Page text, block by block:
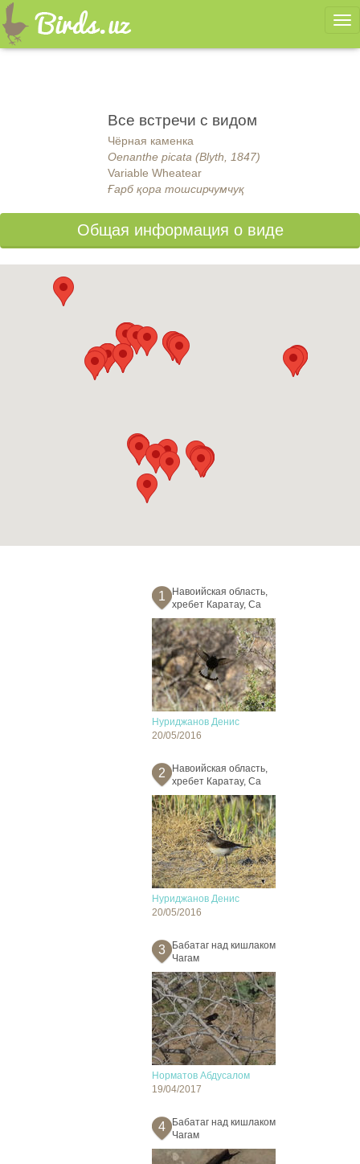
Все встречи с видом
Чёрная каменка
Oenanthe picata (Blyth, 1847)
Variable Wheatear
Ғарб қора тошсирчумчуқ
Общая информация о виде
1
Навоийская область,
хребет Каратау, Са
Нуриджанов Денис
20/05/2016
2
Навоийская область,
хребет Каратау, Са
Нуриджанов Денис
20/05/2016
3
Бабатаг над кишлаком
Чагам
Норматов Абдусалом
19/04/2017
4
Бабатаг над кишлаком
Чагам